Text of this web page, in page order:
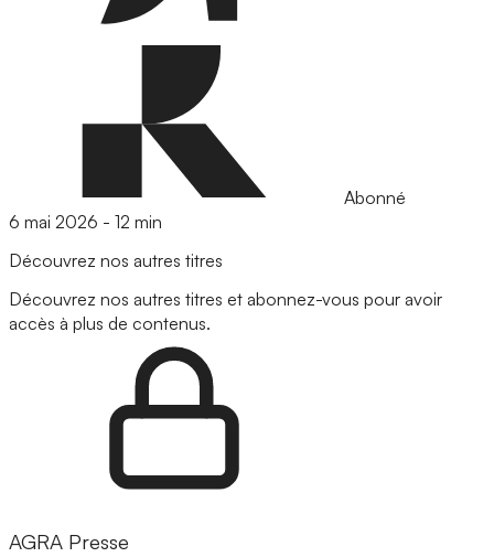
Abonné
6 mai 2026 - 12 min
Découvrez nos autres titres
Découvrez nos autres titres et abonnez-vous pour avoir
accès à plus de contenus.
AGRA Presse